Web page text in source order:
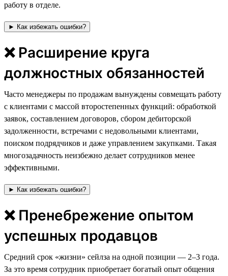
работу в отделе.
► Как избежать ошибки?
❌ Расширение круга
должностных обязанностей
Часто менеджеры по продажам вынуждены совмещать работу
с клиентами с массой второстепенных функций: обработкой
заявок, составлением договоров, сбором дебиторской
задолженности, встречами с недовольными клиентами,
поиском подрядчиков и даже управлением закупками. Такая
многозадачность неизбежно делает сотрудников менее
эффективными.
► Как избежать ошибки?
❌ Пренебрежение опытом
успешных продавцов
Средний срок «жизни» сейлза на одной позиции — 2–3 года.
За это время сотрудник приобретает богатый опыт общения